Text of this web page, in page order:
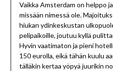
Vaikka Amsterdam on helppo
missään nimessä ole.
hiukan ydinkeskustan
pelipaikoille, joutuu kyllä
Hyvin vaatimaton ja pieni
150 eurolla, eikä tähän kuulu
tälläkin kertaa yöpyä juurikin